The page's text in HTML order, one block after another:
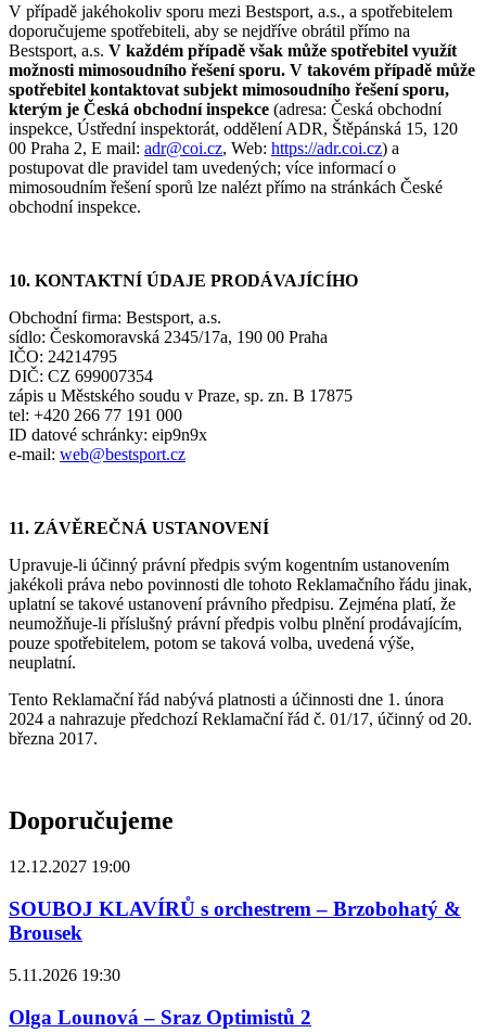
V případě jakéhokoliv sporu mezi Bestsport, a.s., a spotřebitelem
doporučujeme spotřebiteli, aby se nejdříve obrátil přímo na
Bestsport, a.s. V každém případě však může spotřebitel využít
možnosti mimosoudního řešení sporu. V takovém případě může
spotřebitel kontaktovat subjekt mimosoudního řešení sporu,
kterým je Česká obchodní inspekce (adresa: Česká obchodní
inspekce, Ústřední inspektorát, oddělení ADR, Štěpánská 15, 120
00 Praha 2, E mail: adr@coi.cz, Web: https://adr.coi.cz) a
postupovat dle pravidel tam uvedených; více informací o
mimosoudním řešení sporů lze nalézt přímo na stránkách České
obchodní inspekce.
10. KONTAKTNÍ ÚDAJE PRODÁVAJÍCÍHO
Obchodní firma: Bestsport, a.s.
sídlo: Českomoravská 2345/17a, 190 00 Praha
IČO: 24214795
DIČ: CZ 699007354
zápis u Městského soudu v Praze, sp. zn. B 17875
tel: +420 266 77 191 000
ID datové schránky: eip9n9x
e-mail: web@bestsport.cz
11. ZÁVĚREČNÁ USTANOVENÍ
Upravuje-li účinný právní předpis svým kogentním ustanovením
jakékoli práva nebo povinnosti dle tohoto Reklamačního řádu jinak,
uplatní se takové ustanovení právního předpisu. Zejména platí, že
neumožňuje-li příslušný právní předpis volbu plnění prodávajícím,
pouze spotřebitelem, potom se taková volba, uvedená výše,
neuplatní.
Tento Reklamační řád nabývá platnosti a účinnosti dne 1. února
2024 a nahrazuje předchozí Reklamační řád č. 01/17, účinný od 20.
března 2017.
Doporučujeme
12.12.2027 19:00
SOUBOJ KLAVÍRŮ s orchestrem – Brzobohatý &
Brousek
5.11.2026 19:30
Olga Lounová – Sraz Optimistů 2